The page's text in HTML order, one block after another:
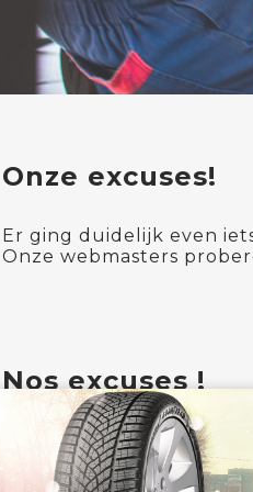
Onze excuses!
Er ging duidelijk even
Onze webmasters
Nos excuses !
Une erreur s'est produite.
Nos webmasters